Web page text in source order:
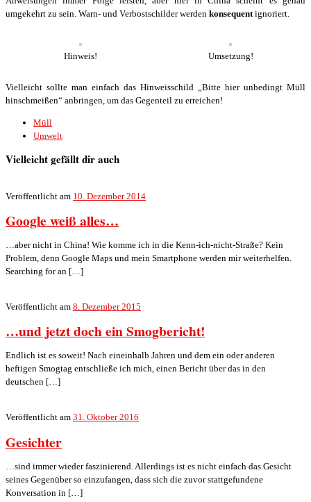
umgekehrt zu sein. Warn- und Verbostschilder werden konsequent ignoriert.
Hinweis! Umsetzung!
Vielleicht sollte man einfach das Hinweisschild „Bitte hier unbedingt Müll
hinschmeißen“ anbringen, um das Gegenteil zu erreichen!
Müll
Umwelt
Vielleicht gefällt dir auch
Veröffentlicht am 10. Dezember 2014
Google weiß alles…
…aber nicht in China! Wie komme ich in die Kenn-ich-nicht-Straße? Kein
Problem, denn Google Maps und mein Smartphone werden mir weiterhelfen.
Searching for an […]
Veröffentlicht am 8. Dezember 2015
…und jetzt doch ein Smogbericht!
Endlich ist es soweit! Nach eineinhalb Jahren und dem ein oder anderen
heftigen Smogtag entschließe ich mich, einen Bericht über das in den
deutschen […]
Veröffentlicht am 31. Oktober 2016
Gesichter
…sind immer wieder faszinierend. Allerdings ist es nicht einfach das Gesicht
seines Gegenüber so einzufangen, dass sich die zuvor stattgefundene
Konversation in […]